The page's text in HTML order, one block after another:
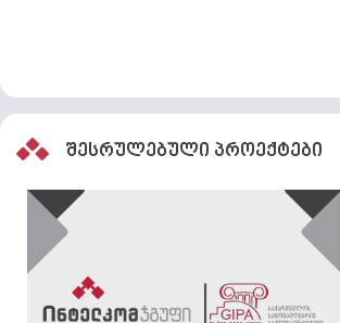
შესრულებული პროექტები